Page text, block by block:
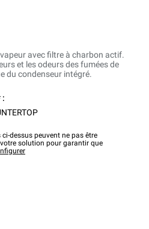
avec filtre à charbon actif.
et les odeurs des fumées de
du condenseur intégré.
:
dessus peuvent ne pas être
solution pour garantir que